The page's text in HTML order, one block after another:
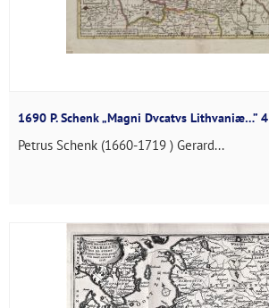
1690 P. Schenk „Magni Dvcatvs Lithvaniæ…” 4
Petrus Schenk (1660-1719 ) Gerard...